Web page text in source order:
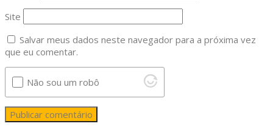
Site
Salvar meus dados neste navegador para a próxima vez
que eu comentar.
Não sou um robô